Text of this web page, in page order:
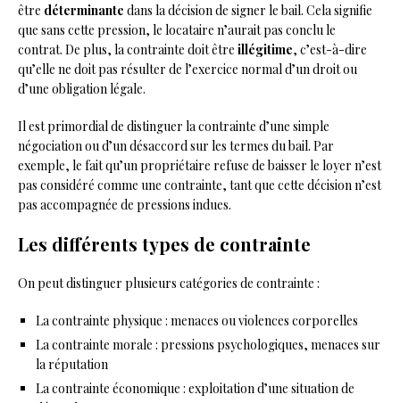
être déterminante dans la décision de signer le bail. Cela signifie
que sans cette pression, le locataire n’aurait pas conclu le
contrat. De plus, la contrainte doit être illégitime, c’est-à-dire
qu’elle ne doit pas résulter de l’exercice normal d’un droit ou
d’une obligation légale.
Il est primordial de distinguer la contrainte d’une simple
négociation ou d’un désaccord sur les termes du bail. Par
exemple, le fait qu’un propriétaire refuse de baisser le loyer n’est
pas considéré comme une contrainte, tant que cette décision n’est
pas accompagnée de pressions indues.
Les différents types de contrainte
On peut distinguer plusieurs catégories de contrainte :
La contrainte physique : menaces ou violences corporelles
La contrainte morale : pressions psychologiques, menaces sur
la réputation
La contrainte économique : exploitation d’une situation de